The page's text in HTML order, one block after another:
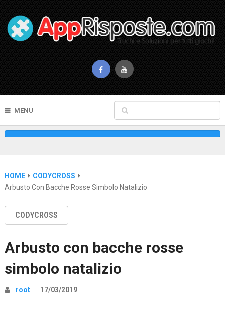
MENU
HOME
CODYCROSS
Arbusto Con Bacche Rosse Simbolo Natalizio
CODYCROSS
Arbusto con bacche rosse
simbolo natalizio
root 17/03/2019